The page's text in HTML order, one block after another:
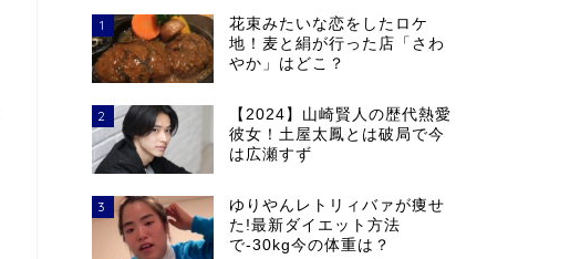
1
花束みたいな恋をしたロケ
地！麦と絹が行った店「さわ
やか」はどこ？
2
【2024】山崎賢人の歴代熱愛
彼女！土屋太鳳とは破局で今
は広瀬すず
3
ゆりやんレトリィバァが痩せ
た!最新ダイエット方法
で-30kg今の体重は？